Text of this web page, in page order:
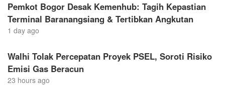
Pemkot Bogor Desak Kemenhub: Tagih Kepastian
Terminal Baranangsiang & Tertibkan Angkutan
1 day ago
Walhi Tolak Percepatan Proyek PSEL, Soroti Risiko
Emisi Gas Beracun
23 hours ago